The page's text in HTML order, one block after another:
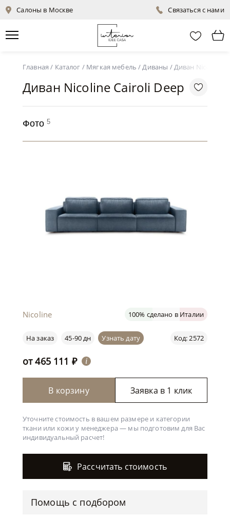
Салоны в Москве Связаться с нами
Главная / Каталог / Мягкая мебель /Диваны /Диван Nicoline
Диван Nicoline Cairoli Deep
Фото 5
Nicoline 100% сделано в Италии
Код: 2572
На заказ 45-90 дн Узнать дату
от465 111 ₽ i
В корзину Заявка в 1 клик
Уточните стоимость в вашем размере и категории
ткани или кожи у менеджера — мы подготовим для Вас
индивидуальный расчет!
Рассчитать стоимость
Помощь с подбором